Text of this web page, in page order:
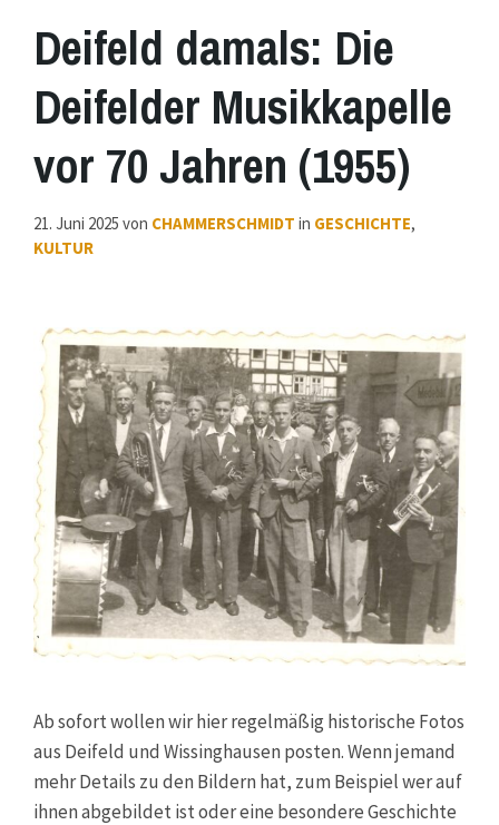
Deifeld damals: Die
Deifelder Musikkapelle
vor 70 Jahren (1955)
21. Juni 2025 von CHAMMERSCHMIDT in GESCHICHTE,
KULTUR
Ab sofort wollen wir hier regelmäßig historische Fotos
aus Deifeld und Wissinghausen posten. Wenn jemand
mehr Details zu den Bildern hat, zum Beispiel wer auf
ihnen abgebildet ist oder eine besondere Geschichte